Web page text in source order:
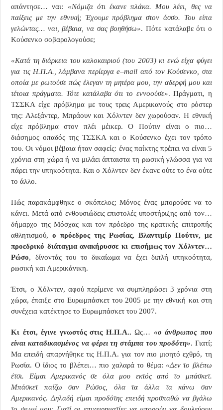
απάντησε… ναι: «Νόμιζα ότι έκανε πλάκα. Μου λέει, θες να
παίξεις με την εθνική; Έχουμε πρόβλημα στον άσσο. Του είπα
γελώντας… ναι, βέβαια, να σας βοηθήσω». Πότε κατάλαβε ότι ο
Κούσενκο σοβαρολογούσε;
«Κατά τη διάρκεια του καλοκαιριού (του 2003) κι ενώ είχα φύγει
για τις Η.Π.Α., λάμβανα περίεργαe–mail από τον Κούσενκο, στα
οποία με ρωτούσε πώς έλεγαν τη μητέρα μου, την αδερφή μου και
τέτοια πράγματα. Τότε κατάλαβα ότι το εννοούσε». Πράγματι, η
ΤΣΣΚΑ είχε πρόβλημα με τους τρεις Αμερικανούς στο ρόστερ
της: Αλεξάντερ, Μπράουν και Χόλντεν δεν χωρούσαν. Η εθνική
είχε πρόβλημα στον πλέι μέικερ. Ο Πούτιν είναι ο πιο…
διάσημος οπαδός της ΤΣΣΚΑ και ο Κούσενκο έχει τον τρόπο
του. Οι νόμοι βέβαια ήταν σαφείς: ένας παίκτης πρέπει να είναι 5
χρόνια στη χώρα ή να μιλάει άπταιστα τη ρωσική γλώσσα για να
πάρει την υπηκοότητα. Και ο Χόλντεν δεν έκανε ούτε το ένα ούτε
το άλλο.
Πώς παρακάμφθηκε ο σκόπελος; Μόνος ένας μπορούσε να το
κάνει. Μετά από ενθουσιώδεις επιστολές υποστήριξης από τον…
δήμαρχο της Μόσχας και τον πρόεδρο της κρατικής επιτροπής
αθλητισμού,ο πρόεδρος της Ρωσίας, Βλαντιμίρ Πούτιν, με
προεδρικό διάταγμα ανακήρυσσε κι επισήμως τον Χόλντεν…
Ρώσο, δίνοντάς του το δικαίωμα να έχει διπλή υπηκοότητα,
ρωσική και Αμερικάνικη.
Έτσι, ο Χόλντεν, αφού περίμενε να συμπληρώσει 3 χρόνια στη
χώρα, έπαιξε στο Ευρωμπάσκετ του 2005 με την εθνική και στη
συνέχεια κατέκτησε το Ευρωμπάσκετ του 2007.
Κι έτσι, έγινε γνωστός στις Η.Π.Α.. Ως… «ο άνθρωπος που
είναι καταδικασμένος να φέρει τη στάμπα του προδότη». Γιατί;
Μα επειδή απαρνήθηκε τις Η.Π.Α. για τον πιο μισητό εχθρό, τη
Ρωσία. Ο ίδιος το βλέπει… πιο χαλαρά το θέμα: «Δεν το βλέπω
έτσι. Είμαι Αμερικανός σε όλα μου εκτός από το μπάσκετ.
Μπάσκετ παίζω σαν Ρώσος, όλα τα άλλα τα κάνω σαν
Αμερικανός. Δηλαδή είμαι προδότης επειδή προσπαθώ να βγάλω